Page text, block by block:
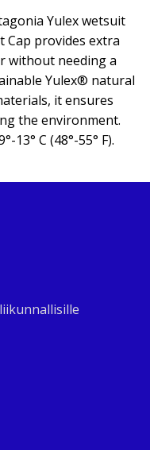
Yulex wetsuit
Cap provides extra
without needing a
Yulex® natural
it ensures
the environment.
C (48°-55° F).